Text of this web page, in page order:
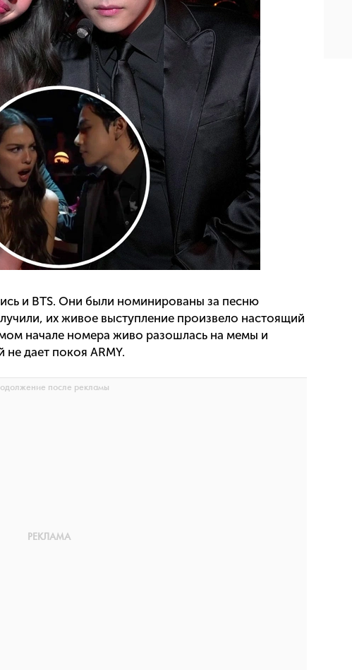
и BTS. Они были номинированы за песню
их живое выступление произвело настоящий
начале номера живо разошлась на мемы и
дает покоя ARMY.